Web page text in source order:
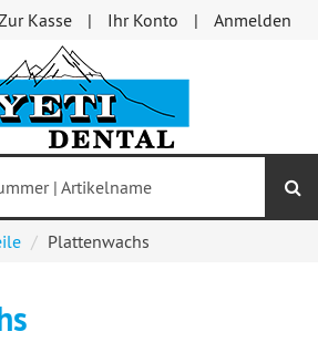
Kasse Ihr Konto Anmelden
Plattenwachs